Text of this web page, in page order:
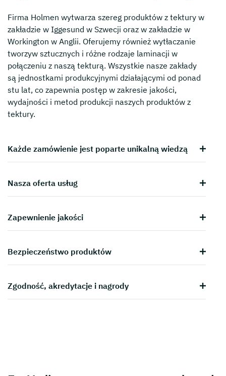
Firma Holmen wytwarza szereg produktów z tektury w
zakładzie w Iggesund w Szwecji oraz w zakładzie w
Workington w Anglii. Oferujemy również wytłaczanie
tworzyw sztucznych i różne rodzaje laminacji w
połączeniu z naszą tekturą. Wszystkie nasze zakłady
są jednostkami produkcyjnymi działającymi od ponad
stu lat, co zapewnia postęp w zakresie jakości,
wydajności i metod produkcji naszych produktów z
tektury.
Każde zamówienie jest poparte unikalną wiedzą
Nasza oferta usług
Zapewnienie jakości
Bezpieczeństwo produktów
Zgodność, akredytacje i nagrody